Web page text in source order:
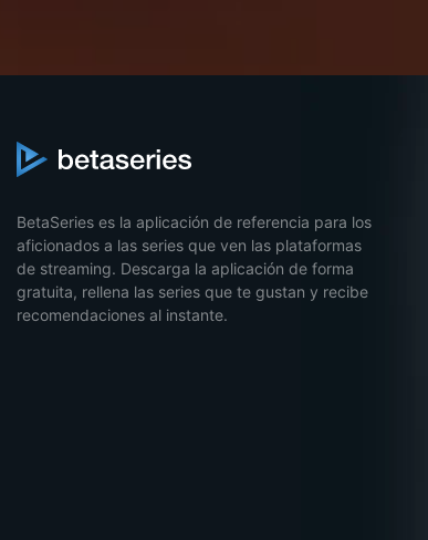
BetaSeries es la aplicación de referencia para los
aficionados a las series que ven las plataformas
de streaming. Descarga la aplicación de forma
gratuita, rellena las series que te gustan y recibe
recomendaciones al instante.